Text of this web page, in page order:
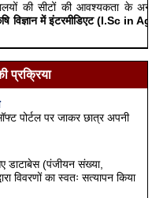
की सीटों की आवश्यकता
विज्ञान में इंटरमीडिएट (I.Sc in
प्रक्रिया
पोर्टल पर जाकर छात्र अपनी
गए डाटाबेस (पंजीयन संख्या,
विवरणों का स्वतः सत्यापन किया